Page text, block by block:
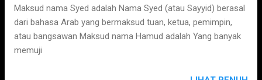
Maksud nama Syed adalah Nama Syed (atau Sayyid) berasal
dari bahasa Arab yang bermaksud tuan, ketua, pemimpin,
atau bangsawan Maksud nama Hamud adalah Yang banyak
memuji